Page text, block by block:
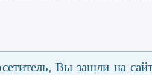
Вы зашли на